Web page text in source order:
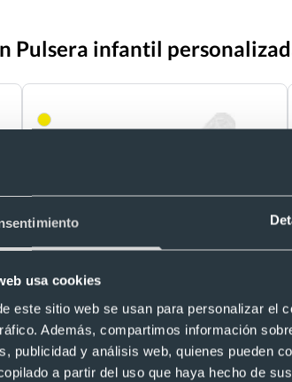
usa cookies
este sitio web se usan para personalizar el
Además, compartimos información
publicidad y análisis web, quienes pueden
a partir del uso que haya hecho de
Pulsera infantil
- 35 %
Pulsera reflectante personalizada (23 cm)
Ref. 889550
Recíbelo